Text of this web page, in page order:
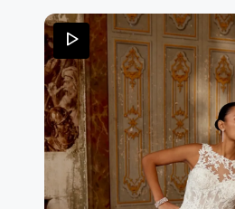
paillettes trasparenti e tono su
“bubble” e cristalli, per un effetto
prezioso. La gonna è completata
e sul retro presenta uno scollo
rifinito da bottoncini fino al punto
invisibile. Lo strascico di
da un bordo in crine (horsehair)
glitter, per una forma impeccabile.